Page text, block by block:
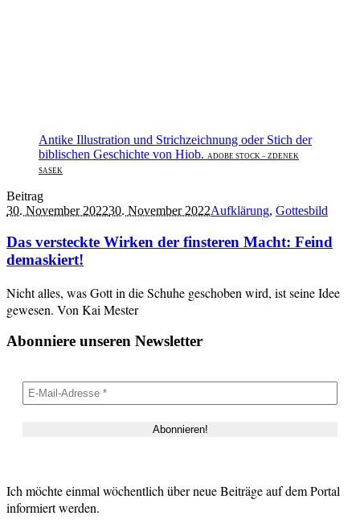
Antike Illustration und Strichzeichnung oder Stich der
biblischen Geschichte von Hiob. ADOBE STOCK – ZDENEK
SASEK
Beitrag
30. November 202230. November 2022Aufklärung, Gottesbild
Das versteckte Wirken der finsteren Macht: Feind
demaskiert!
Nicht alles, was Gott in die Schuhe geschoben wird, ist seine Idee
gewesen. Von Kai Mester
Abonniere unseren Newsletter
Ich möchte einmal wöchentlich über neue Beiträge auf dem Portal
informiert werden.